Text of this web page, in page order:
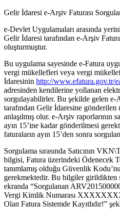
Gelir İdaresi e-Arşiv Faturası
e-Devlet Uygulamaları arasında
Gelir İdaresi tarafından e-Arşiv
oluşturmuştur.
Bu uygulama sayesinde e-Fatura
vergi mükellefleri veya vergi
İdaresinin http://www.efatura.gov.tr/
adresinden kendilerine yollanan
sorgulayabilirler. Bu şekilde gelen e-
tarafından Gelir İdaresine
anlaşılmış olur. e-Arşiv raporlarının
ayın 15’ine kadar gönderilmesi
faturaların ayın 15’den sonra
Sorgulama sırasında Satıcının
bilgisi, Fatura üzerindeki Ödenecek
tanımlamış olduğu Güvenlik
gerekmektedir. Bu bilgiler girildikten
ekranda “Sorgulanan
Vergi Kimlik Numarası
Olan Fatura Sistemde Kayıtlıdır!”